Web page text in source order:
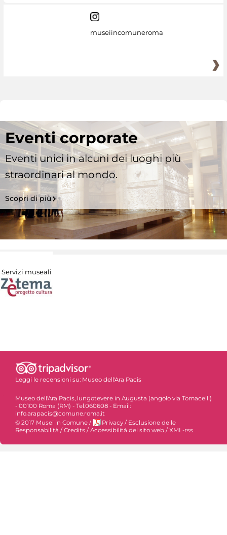
museiincomuneroma
Eventi corporate
Eventi unici in alcuni dei luoghi più
straordinari al mondo.
Scopri di più
Servizi museali
Leggi le recensioni su: Museo dell'Ara Pacis
Museo dell'Ara Pacis, lungotevere in Augusta (angolo via Tomacelli)
- 00100 Roma (RM) - Tel.060608 - Email:
info.arapacis@comune.roma.it
© 2017 Musei in Comune / Privacy / Esclusione delle
Responsabilità / Credits / Accessibilità del sito web / XML-rss